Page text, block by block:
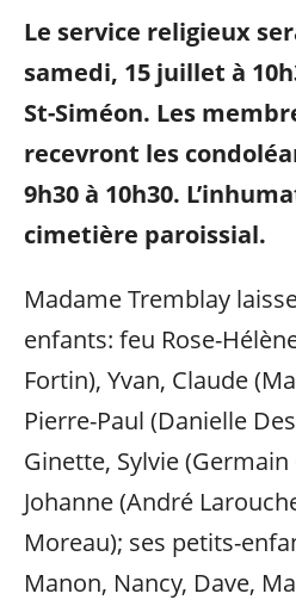
Le service religieux
samedi, 15 juillet à
St-Siméon. Les
recevront les
9h30 à 10h30.
cimetière paroissial.
Madame Tremblay
enfants: feu Rose-
Fortin), Yvan, Claude
Pierre-Paul (Danielle
Ginette, Sylvie
Johanne (André
Moreau); ses petits-
Manon, Nancy, Dave,